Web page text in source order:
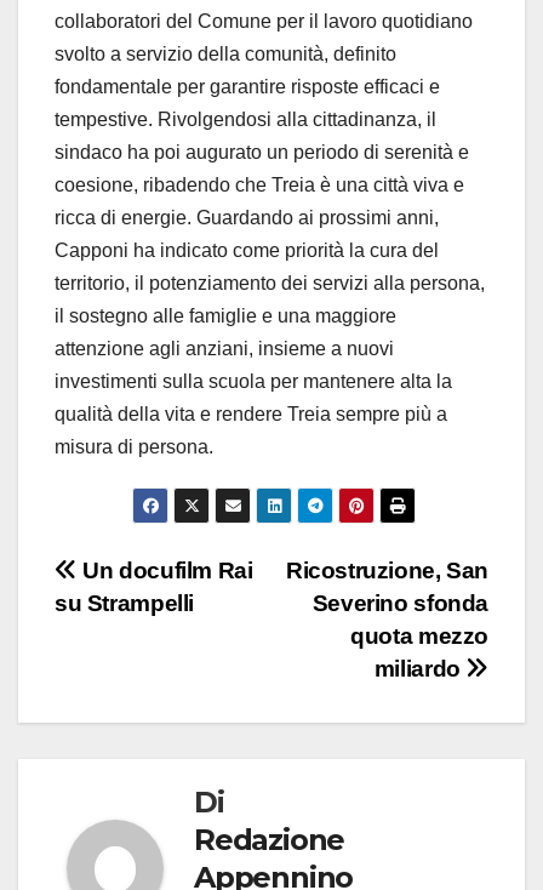
collaboratori del Comune per il lavoro quotidiano
svolto a servizio della comunità, definito
fondamentale per garantire risposte efficaci e
tempestive. Rivolgendosi alla cittadinanza, il
sindaco ha poi augurato un periodo di serenità e
coesione, ribadendo che Treia è una città viva e
ricca di energie. Guardando ai prossimi anni,
Capponi ha indicato come priorità la cura del
territorio, il potenziamento dei servizi alla persona,
il sostegno alle famiglie e una maggiore
attenzione agli anziani, insieme a nuovi
investimenti sulla scuola per mantenere alta la
qualità della vita e rendere Treia sempre più a
misura di persona.
Navigazione
articoli
Ricostruzione, San
Severino sfonda
quota mezzo
miliardo
Un docufilm Rai
su Strampelli
Di
Redazione
Appennino